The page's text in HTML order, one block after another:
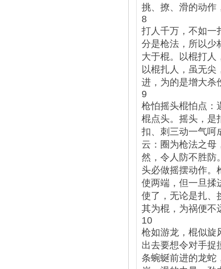
挑、撩、滑的动作
8
打人千万，不如一
分是枪法，所以少
大于棍。以棍打人
以棍扎人，虽无
进，为的是增大杀
9
枪怕摇头棍怕点：
棍点头。摇头，是
扣、刺三动一气呵
云：圈为枪法之母
然，令人防不胜防
头必做摇摆动作。
使两端，但一旦揉
使了，无论是扎、
其为棍，为祸便不
10
枪如游龙，棍似旋
出去要想令对手捉
条蜿蜒前进的龙蛇